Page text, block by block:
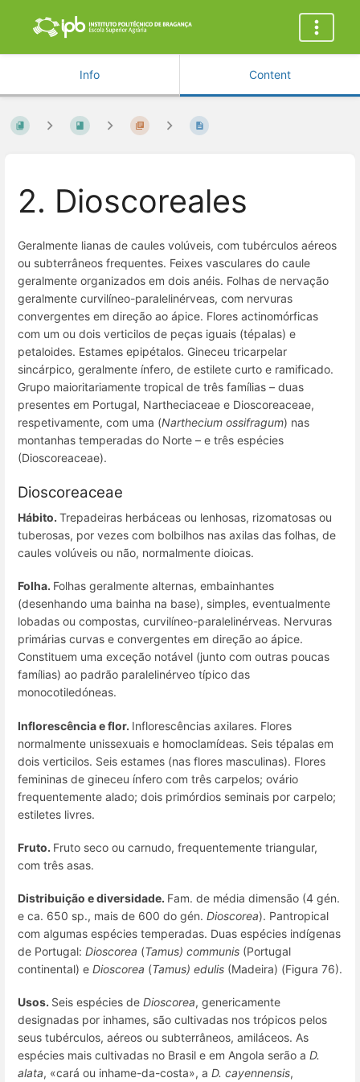
Info Content
2. Dioscoreales
Geralmente lianas de caules volúveis, com tubérculos aéreos
ou subterrâneos frequentes. Feixes vasculares do caule
geralmente organizados em dois anéis. Folhas de nervação
geralmente curvilíneo-paralelinérveas, com nervuras
convergentes em direção ao ápice. Flores actinomórficas
com um ou dois verticilos de peças iguais (tépalas) e
petaloides. Estames epipétalos. Gineceu tricarpelar
sincárpico, geralmente ínfero, de estilete curto e ramificado.
Grupo maioritariamente tropical de três famílias – duas
presentes em Portugal, Nartheciaceae e Dioscoreaceae,
respetivamente, com uma (Narthecium ossifragum) nas
montanhas temperadas do Norte – e três espécies
(Dioscoreaceae).
Dioscoreaceae
Hábito. Trepadeiras herbáceas ou lenhosas, rizomatosas ou
tuberosas, por vezes com bolbilhos nas axilas das folhas, de
caules volúveis ou não, normalmente dioicas.
Folha. Folhas geralmente alternas, embainhantes
(desenhando uma bainha na base), simples, eventualmente
lobadas ou compostas, curvilíneo-paralelinérveas. Nervuras
primárias curvas e convergentes em direção ao ápice.
Constituem uma exceção notável (junto com outras poucas
famílias) ao padrão paralelinérveo típico das
monocotiledóneas.
Inflorescência e flor. Inflorescências axilares. Flores
normalmente unissexuais e homoclamídeas. Seis tépalas em
dois verticilos. Seis estames (nas flores masculinas). Flores
femininas de gineceu ínfero com três carpelos; ovário
frequentemente alado; dois primórdios seminais por carpelo;
estiletes livres.
Fruto. Fruto seco ou carnudo, frequentemente triangular,
com três asas.
Distribuição e diversidade. Fam. de média dimensão (4 gén.
e ca. 650 sp., mais de 600 do gén. Dioscorea). Pantropical
com algumas espécies temperadas. Duas espécies indígenas
de Portugal: Dioscorea (Tamus) communis (Portugal
continental) e Dioscorea (Tamus) edulis (Madeira) (Figura 76).
Usos. Seis espécies de Dioscorea, genericamente
designadas por inhames, são cultivadas nos trópicos pelos
seus tubérculos, aéreos ou subterrâneos, amiláceos. As
espécies mais cultivadas no Brasil e em Angola serão a D.
alata, «cará ou inhame-da-costa», a D. cayennensis,